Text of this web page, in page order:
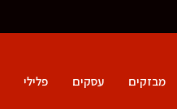
מבזקים עסקים פלילי